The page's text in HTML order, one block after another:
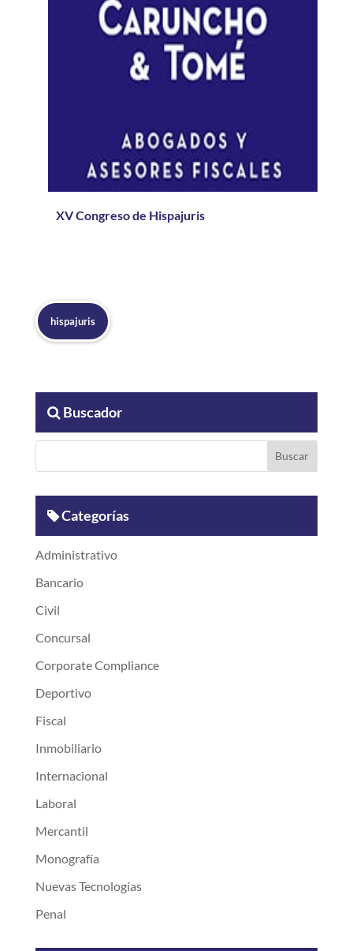
XV Congreso de Hispajuris
hispajuris
Buscador
Categorías
Administrativo
Bancario
Civil
Concursal
Corporate Compliance
Deportivo
Fiscal
Inmobiliario
Internacional
Laboral
Mercantil
Monografía
Nuevas Tecnologías
Penal